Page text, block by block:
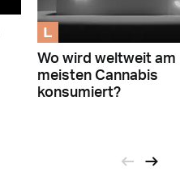
L
Wo wird weltweit am
meisten Cannabis
konsumiert?